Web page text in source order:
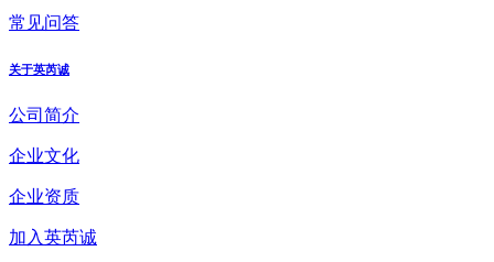
常见问答
关于英芮诚
公司简介
企业文化
企业资质
加入英芮诚